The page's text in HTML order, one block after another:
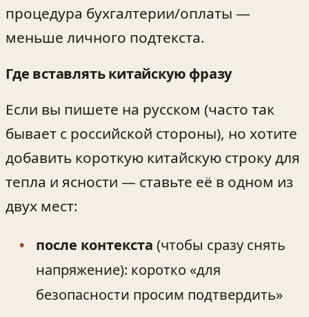
процедура бухгалтерии/оплаты —
меньше личного подтекста.
Где вставлять китайскую фразу
Если вы пишете на русском (часто так
бывает с российской стороны), но хотите
добавить короткую китайскую строку для
тепла и ясности — ставьте её в одном из
двух мест:
после контекста (чтобы сразу снять
напряжение): коротко «для
безопасности просим подтвердить»